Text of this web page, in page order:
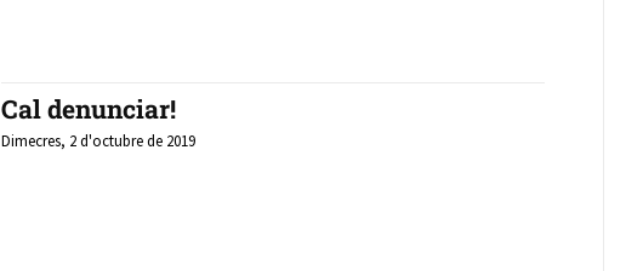
Cal denunciar!
Dimecres, 2 d'octubre de 2019